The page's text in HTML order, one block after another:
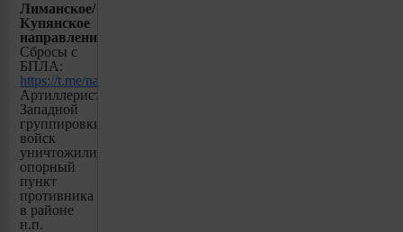
Лиманское/
Купянское
направление:
Сбросы с
БПЛА:
https://t.me/natoptishh/2096
Артиллеристы
Западной
группировки
войск
уничтожили
опорный
пункт
противника
в районе
н.п.